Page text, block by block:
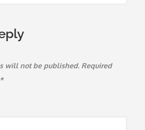
will not be published. Required
*